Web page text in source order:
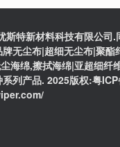
斯特新材料科技有限公司.
无尘布|超细无尘布|聚酯
海绵,擦拭海绵|亚超细纤
列产品. 2025版权:粤